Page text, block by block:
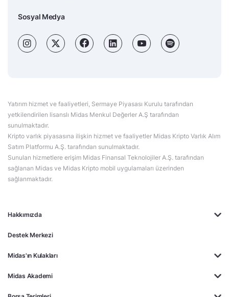
Hakkımızda
Destek Merkezi
Midas'ın Kulakları
Midas Akademi
Sosyal Medya
Yatırım hizmet ve faaliyetleri, Sermaye Piyasası Kurulu tarafından
yetkilendirilen lisanslı Midas Menkul Değerler A.Ş tarafından
sunulmaktadır.
Kripto varlık piyasasına ilişkin hizmet ve faaliyetler Midas Kripto Varlık Alım
Satım Platformu A.Ş. tarafından sunulmaktadır.
Sunulan hizmetlere erişim Midas Finansal Teknolojiler A.Ş. tarafından
sağlanan Midas ve Midas Kripto mobil uygulamaları üzerinden
sağlanmaktadır.